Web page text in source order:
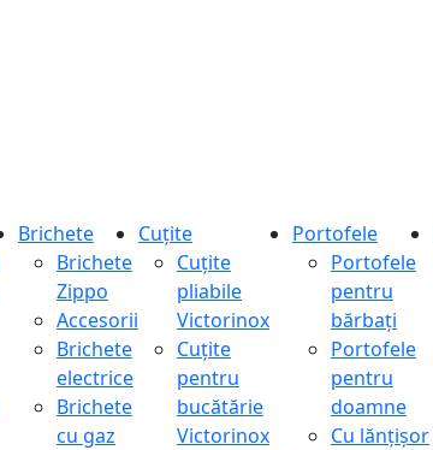
Brichete
Brichete
Zippo
Accesorii
Brichete
electrice
Brichete
cu gaz
Cuțite
Cuțite
pliabile
Victorinox
Cuțite
pentru
bucătărie
Victorinox
Portofele
Portofele
pentru
bărbați
Portofele
pentru
doamne
Cu lănțișor